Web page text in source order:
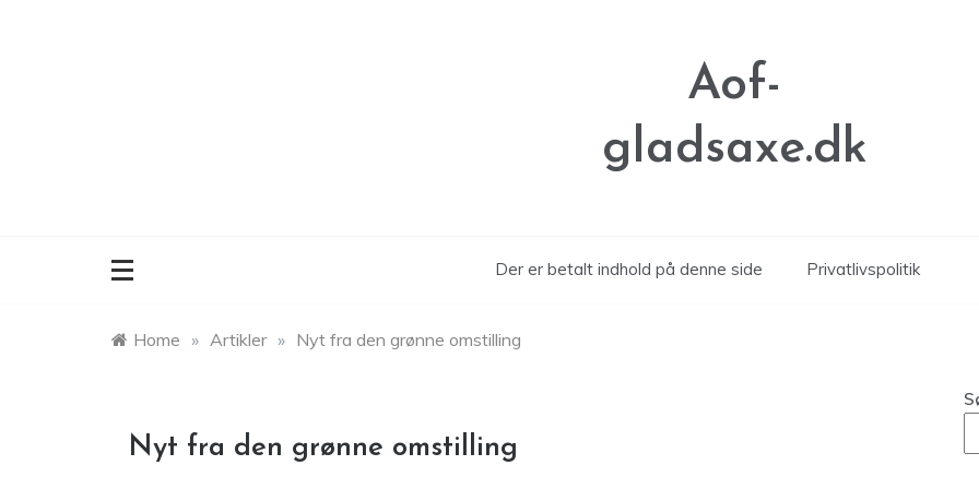
Aof-
gladsaxe.dk
Der er betalt indhold på denne side Privatlivspolitik
Home » Artikler » Nyt fra den grønne omstilling
Nyt fra den grønne omstilling